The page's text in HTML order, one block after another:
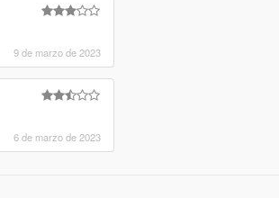
9 de marzo de 2023
6 de marzo de 2023